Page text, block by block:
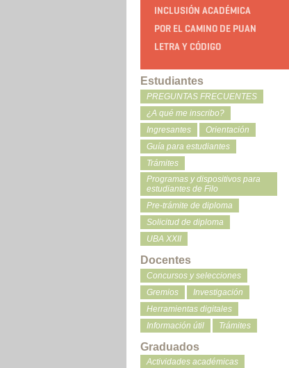
INCLUSIÓN ACADÉMICA
POR EL CAMINO DE PUAN
LETRA Y CÓDIGO
Estudiantes
PREGUNTAS FRECUENTES
¿A qué me inscribo?
Ingresantes
Orientación
Guía para estudiantes
Trámites
Programas y dispositivos para
estudiantes de Filo
Pre-trámite de diploma
Solicitud de diploma
UBA XXII
Docentes
Concursos y selecciones
Gremios
Investigación
Herramientas digitales
Información útil
Trámites
Graduados
Actividades académicas